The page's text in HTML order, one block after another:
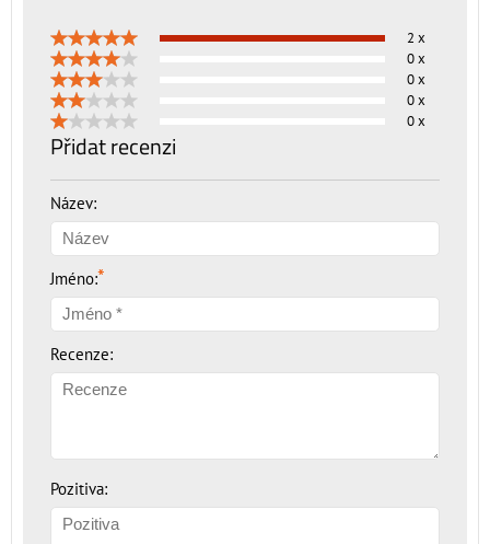
2 x
0 x
0 x
0 x
0 x
Přidat recenzi
Název:
Jméno:*
Recenze:
Pozitiva: